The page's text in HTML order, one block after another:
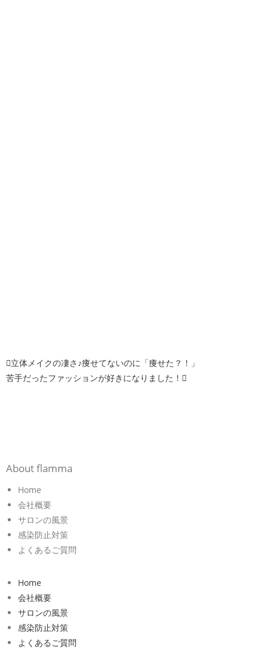
立体メイクの凄さ♪痩せてないのに「痩せた？！」
苦手だったファッションが好きになりました！
About flamma
Home
会社概要
サロンの風景
感染防止対策
よくあるご質問
Home
会社概要
サロンの風景
感染防止対策
よくあるご質問